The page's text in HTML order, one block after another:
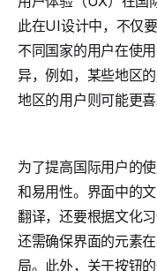
此在UI设计中，不仅
不同国家的用户在使
异，例如，某些地区
地区的用户则可能更喜
为了提高国际用户的
和易用性。界面中的
翻译，还要根据文化
还需确保界面的元素
局。此外，关于按钮